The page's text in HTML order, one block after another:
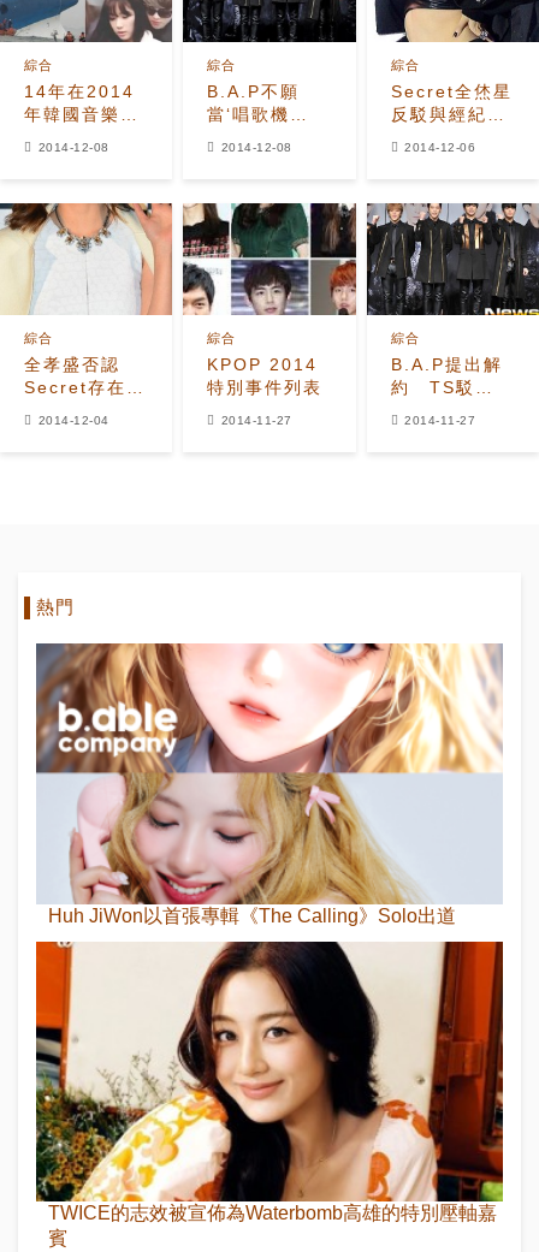
14年在2014
年韓國音樂產
業中發生的最
綜合
2014-12-08
B.A.P不願
當‘唱歌機
器′ 駁斥有第
綜合
2014-12-08
Secret全烋星
反駁與經紀公
司存在收入分
綜合
2014-12-06
全孝盛否認
Secret存在收
入不均 「那些
綜合
2014-12-04
KPOP 2014
特別事件列表
綜合
2014-11-27
B.A.P提出解
約 TS駁
斥‘奴隸合
綜合
2014-11-27
熱門
Huh JiWon以首張專輯《The Calling》Solo出道
TWICE的志效被宣佈為Waterbomb高雄的特別壓軸嘉
賓